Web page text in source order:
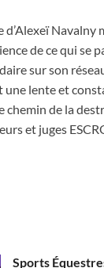
d’Alexeï Navalny
de ce qui se
sur son
une lente et
chemin de la
et juges
Sports